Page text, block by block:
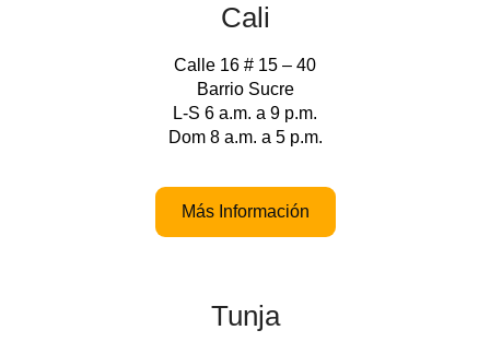
Cali
Calle 16 # 15 – 40
Barrio Sucre
L-S 6 a.m. a 9 p.m.
Dom 8 a.m. a 5 p.m.
Más Información
Tunja